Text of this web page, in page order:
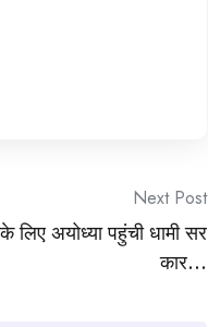
Next Post
लिए अयोध्या पहुंची धामी सर
कार…